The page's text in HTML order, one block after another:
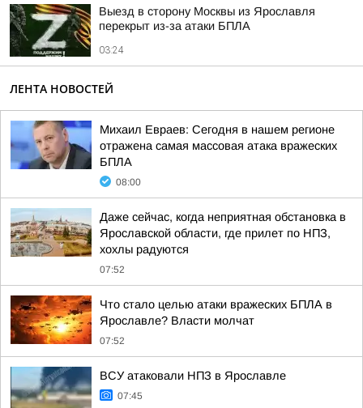
Выезд в сторону Москвы из Ярославля
перекрыт из-за атаки БПЛА
03:24
ЛЕНТА НОВОСТЕЙ
Михаил Евраев: Сегодня в нашем регионе
отражена самая массовая атака вражеских
БПЛА
08:00
Даже сейчас, когда неприятная обстановка в
Ярославской области, где прилет по НПЗ,
хохлы радуются
07:52
Что стало целью атаки вражеских БПЛА в
Ярославле? Власти молчат
07:52
ВСУ атаковали НПЗ в Ярославле
07:45